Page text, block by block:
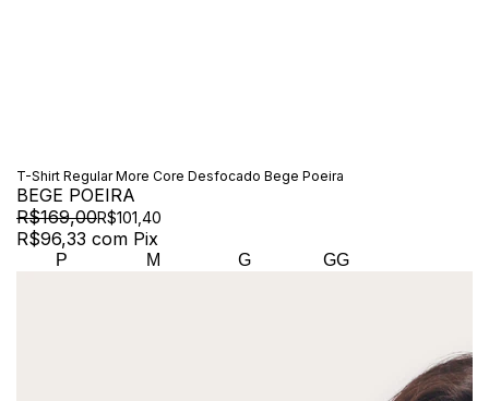
T-Shirt Regular More Core Desfocado Bege Poeira
BEGE POEIRA
R$169,00R$101,40
R$96,33 com Pix
P M G GG